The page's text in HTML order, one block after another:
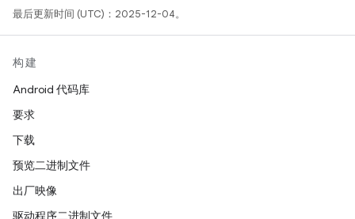
最后更新时间 (UTC)：2025-12-04。
构建
Android 代码库
要求
下载
预览二进制文件
出厂映像
驱动程序二进制文件